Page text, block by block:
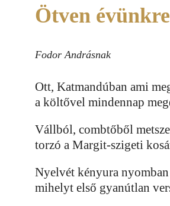
Ötven évünkre
Fodor Andrásnak
Ott, Katmandúban ami
a költővel mindennap
Vállból, combtőből
torzó a Margit-szigeti
Nyelvét kényura
mihelyt első gyanútlan